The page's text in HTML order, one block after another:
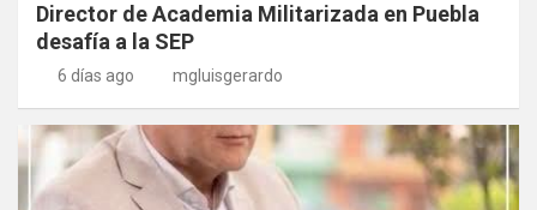
Director de Academia Militarizada en Puebla
desafía a la SEP
6 días ago mgluisgerardo